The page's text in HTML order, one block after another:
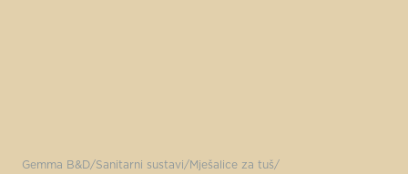
Gemma B&D Sanitarni sustavi Mješalice za tuš